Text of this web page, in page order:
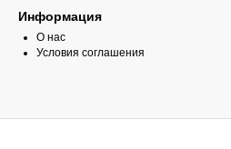
Информация
О нас
Условия соглашения